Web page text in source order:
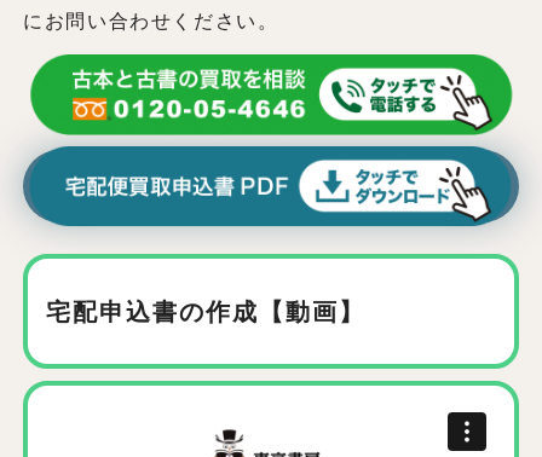
にお問い合わせください。
宅配申込書の作成【動画】